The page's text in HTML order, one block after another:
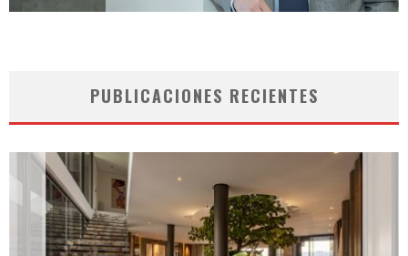
PUBLICACIONES RECIENTES